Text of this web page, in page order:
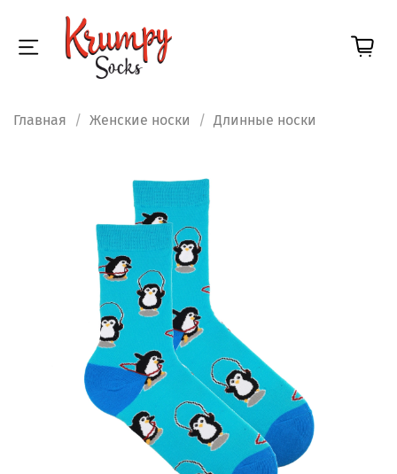
Главная Женские носки Длинные носки